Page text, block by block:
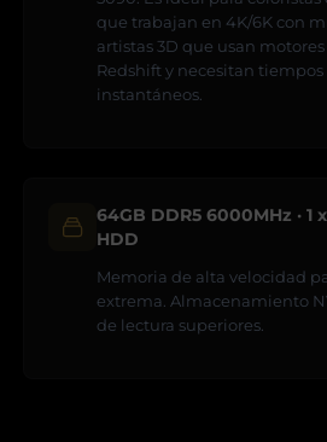
que trabajan en 4K/6K con
artistas 3D que usan
Redshift y necesitan tiempos
instantáneos.
64GB DDR5 6000MHz · 1
HDD
Memoria de alta velocidad
extrema. Almacenamiento
de lectura superiores.